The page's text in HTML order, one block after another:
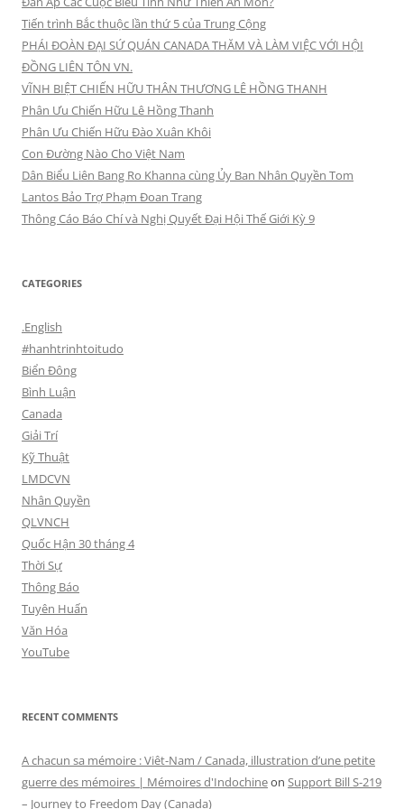
Tiến trình Bắc thuộc lần thứ 5 của Trung Cộng
PHÁI ĐOÀN ĐẠI SỨ QUÁN CANADA THĂM VÀ LÀM VIỆC VỚI HỘI
ĐỒNG LIÊN TÔN VN.
VĨNH BIỆT CHIẾN HỮU THÂN THƯƠNG LÊ HỒNG THANH
Phân Ưu Chiến Hữu Lê Hồng Thanh
Phân Ưu Chiến Hữu Đào Xuân Khôi
Con Đường Nào Cho Việt Nam
Dân Biểu Liên Bang Ro Khanna cùng Ủy Ban Nhân Quyền Tom
Lantos Bảo Trợ Phạm Đoan Trang
Thông Cáo Báo Chí và Nghị Quyết Đại Hội Thế Giới Kỳ 9
CATEGORIES
.English
#hanhtrinhtoitudo
Biển Đông
Bình Luận
Canada
Giải Trí
Kỹ Thuật
LMDCVN
Nhân Quyền
QLVNCH
Quốc Hận 30 tháng 4
Thời Sự
Thông Báo
Tuyên Huấn
Văn Hóa
YouTube
RECENT COMMENTS
A chacun sa mémoire : Viêt-Nam / Canada, illustration d’une petite
guerre des mémoires | Mémoires d'Indochineon Support Bill S-219
– Journey to Freedom Day (Canada)